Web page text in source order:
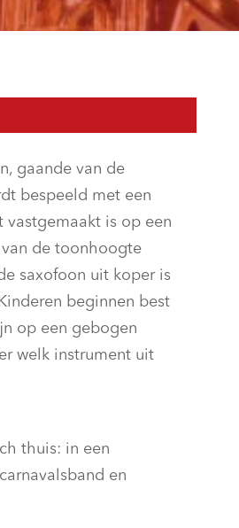
gaande van de
bespeeld met een
is op een
de toonhoogte
saxofoon uit koper is
beginnen best
op een gebogen
welk instrument uit
thuis: in een
en